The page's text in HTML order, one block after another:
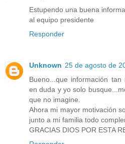
Estupendo una buena
al equipo presidente
Responder
Unknown 25 de agosto de
Bueno...que información
en duda y yo solo
que no imagine.
Ahora mi mayor motivación
junto a mi familia todo
GRACIAS DIOS POR ESTA